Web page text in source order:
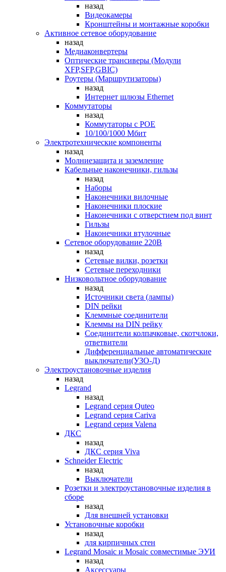
назад
Видеокамеры
Кронштейны и монтажные коробки
Активное сетевое оборудование
назад
Медиаконвертеры
Оптические трансиверы (Модули
XFP,SFP,GBIC)
Роутеры (Маршрутизаторы)
назад
Интернет шлюзы Ethernet
Коммутаторы
назад
Коммутаторы c POE
10/100/1000 Мбит
Электротехнические компоненты
назад
Молниезащита и заземление
Кабельные наконечники, гильзы
назад
Наборы
Наконечники вилочные
Наконечники плоские
Наконечники с отверстием под винт
Гильзы
Наконечники втулочные
Сетевое оборудование 220В
назад
Сетевые вилки, розетки
Сетевые переходники
Низковольтное оборудование
назад
Источники света (лампы)
DIN рейки
Клеммные соединители
Клеммы на DIN рейку
Соединители колпачковые, скотчлоки,
ответвители
Дифференциальные автоматические
выключатели(УЗО-Д)
Электроустановочные изделия
назад
Legrand
назад
Legrand серия Quteo
Legrand серия Cariva
Legrand серия Valena
ДКС
назад
ДКС серия Viva
Schneider Electric
назад
Выключатели
Розетки и электроустановочные изделия в
сборе
назад
Для внешней установки
Установочные коробки
назад
для кирпичных стен
Legrand Mosaic и Mosaic совместимые ЭУИ
назад
Аксессуары